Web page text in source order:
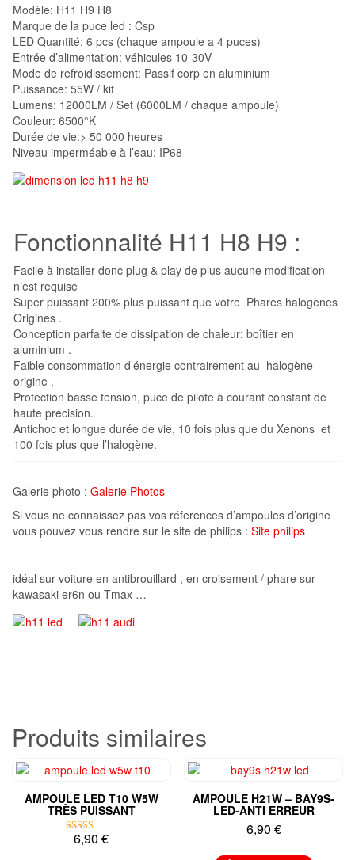
Modèle: H11 H9 H8
Marque de la puce led : Csp
LED Quantité: 6 pcs (chaque ampoule a 4 puces)
Entrée d’alimentation: véhicules 10-30V
Mode de refroidissement: Passif corp en aluminium
Puissance: 55W / kit
Lumens: 12000LM / Set (6000LM / chaque ampoule)
Couleur: 6500°K
Durée de vie:> 50 000 heures
Niveau imperméable à l’eau: IP68
Fonctionnalité H11 H8 H9 :
Facile à installer donc plug & play de plus aucune modification
n’est requise
Super puissant 200% plus puissant que votre Phares halogènes
Origines .
Conception parfaite de dissipation de chaleur: boîtier en
aluminium .
Faible consommation d’énergie contrairement au halogène
origine .
Protection basse tension, puce de pilote à courant constant de
haute précision.
Antichoc et longue durée de vie, 10 fois plus que du Xenons et
100 fois plus que l’halogène.
Galerie photo : Galerie Photos
Si vous ne connaissez pas vos réferences d’ampoules d’origine
vous pouvez vous rendre sur le site de philips : Site philips
idéal sur voiture en antibrouillard , en croisement / phare sur
kawasaki er6n ou Tmax …
Produits similaires
AMPOULE LED T10 W5W
TRÈS PUISSANT
Note
5.00
6,90€
AMPOULE H21W – BAY9S-
LED-ANTI ERREUR
6,90 €